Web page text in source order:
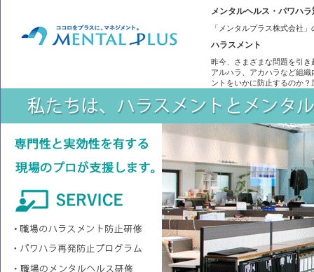
メンタルヘルス・パワハ
「メンタルプラス株式会社
ハラスメント
昨今、さまざまな問題を引
アルハラ、アカハラなど組
ントをいかに防止するのか